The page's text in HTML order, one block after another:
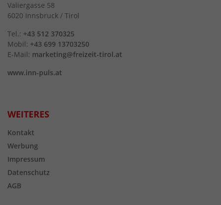
Valiergasse 58
6020 Innsbruck / Tirol
Tel.: +43 512 370325
Mobil: +43 699 13703250
E-Mail: marketing@freizeit-tirol.at
www.inn-puls.at
WEITERES
Kontakt
Werbung
Impressum
Datenschutz
AGB